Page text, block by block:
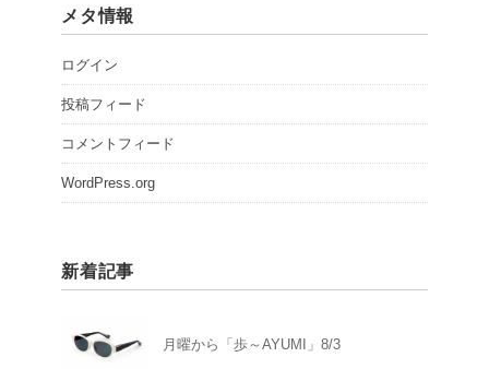
メタ情報
ログイン
投稿フィード
コメントフィード
WordPress.org
新着記事
月曜から「歩～AYUMI」8/3